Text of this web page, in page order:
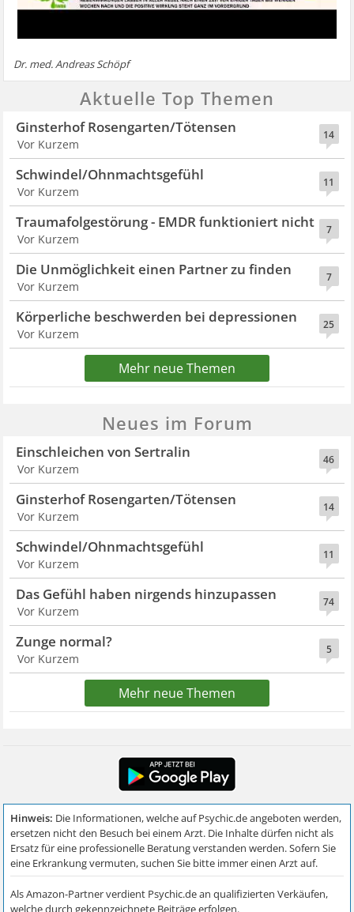
Dr. med. Andreas Schöpf
Aktuelle Top Themen
14
Ginsterhof Rosengarten/Tötensen
Vor Kurzem
11
Schwindel/Ohnmachtsgefühl
Vor Kurzem
7
Traumafolgestörung - EMDR funktioniert nicht
Vor Kurzem
7
Die Unmöglichkeit einen Partner zu finden
Vor Kurzem
25
Körperliche beschwerden bei depressionen
Vor Kurzem
Mehr neue Themen
Neues im Forum
46
Einschleichen von Sertralin
Vor Kurzem
14
Ginsterhof Rosengarten/Tötensen
Vor Kurzem
11
Schwindel/Ohnmachtsgefühl
Vor Kurzem
74
Das Gefühl haben nirgends hinzupassen
Vor Kurzem
5
Zunge normal?
Vor Kurzem
Mehr neue Themen